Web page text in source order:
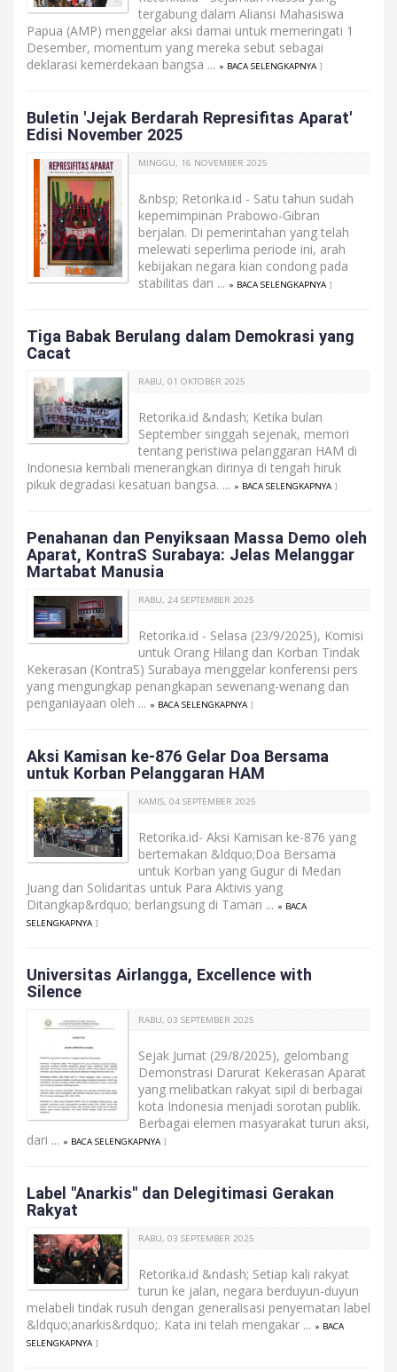
tergabung dalam Aliansi Mahasiswa
Papua (AMP) menggelar aksi damai untuk memeringati 1
Desember, momentum yang mereka sebut sebagai
deklarasi kemerdekaan bangsa ... » BACA SELENGKAPNYA ]
Buletin 'Jejak Berdarah Represifitas Aparat'
Edisi November 2025
MINGGU, 16 NOVEMBER 2025
&nbsp; Retorika.id - Satu tahun sudah
kepemimpinan Prabowo-Gibran
berjalan. Di pemerintahan yang telah
melewati seperlima periode ini, arah
kebijakan negara kian condong pada
stabilitas dan ... » BACA SELENGKAPNYA ]
Tiga Babak Berulang dalam Demokrasi yang
Cacat
RABU, 01 OKTOBER 2025
Retorika.id &ndash; Ketika bulan
September singgah sejenak, memori
tentang peristiwa pelanggaran HAM di
Indonesia kembali menerangkan dirinya di tengah hiruk
pikuk degradasi kesatuan bangsa. ... » BACA SELENGKAPNYA ]
Penahanan dan Penyiksaan Massa Demo oleh
Aparat, KontraS Surabaya: Jelas Melanggar
Martabat Manusia
RABU, 24 SEPTEMBER 2025
Retorika.id - Selasa (23/9/2025), Komisi
untuk Orang Hilang dan Korban Tindak
Kekerasan (KontraS) Surabaya menggelar konferensi pers
yang mengungkap penangkapan sewenang-wenang dan
penganiayaan oleh ... » BACA SELENGKAPNYA ]
Aksi Kamisan ke-876 Gelar Doa Bersama
untuk Korban Pelanggaran HAM
KAMIS, 04 SEPTEMBER 2025
Retorika.id- Aksi Kamisan ke-876 yang
bertemakan &ldquo;Doa Bersama
untuk Korban yang Gugur di Medan
Juang dan Solidaritas untuk Para Aktivis yang
Ditangkap&rdquo; berlangsung di Taman ... » BACA
SELENGKAPNYA ]
Universitas Airlangga, Excellence with
Silence
RABU, 03 SEPTEMBER 2025
Sejak Jumat (29/8/2025), gelombang
Demonstrasi Darurat Kekerasan Aparat
yang melibatkan rakyat sipil di berbagai
kota Indonesia menjadi sorotan publik.
Berbagai elemen masyarakat turun aksi,
dari ... » BACA SELENGKAPNYA ]
Label "Anarkis" dan Delegitimasi Gerakan
Rakyat
RABU, 03 SEPTEMBER 2025
Retorika.id &ndash; Setiap kali rakyat
turun ke jalan, negara berduyun-duyun
melabeli tindak rusuh dengan generalisasi penyematan label
&ldquo;anarkis&rdquo;. Kata ini telah mengakar ... » BACA
SELENGKAPNYA ]